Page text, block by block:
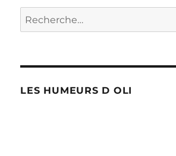
Recherche
pour :
LES HUMEURS D OLI